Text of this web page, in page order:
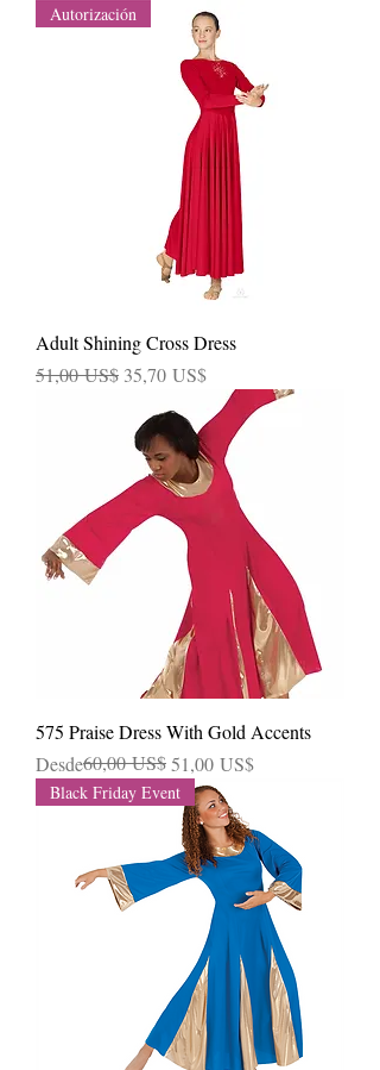
Autorización
Adult Shining Cross Dress
Precio
51,00 US$ Precio de oferta
35,70 US$
575 Praise Dress With Gold Accents
Desde
Precio60,00 US$51,00 US$
Precio de oferta
Black Friday Event